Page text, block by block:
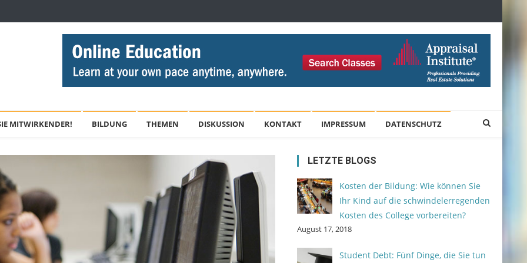
MITWIRKENDER! BILDUNG THEMEN DISKUSSION KONTAKT IMPRESSUM DATENSCHUTZ
LETZTE BLOGS
Kosten der Bildung: Wie können Sie
Ihr Kind auf die schwindelerregenden
Kosten des College vorbereiten?
August 17, 2018
Student Debt: Fünf Dinge, die Sie tun